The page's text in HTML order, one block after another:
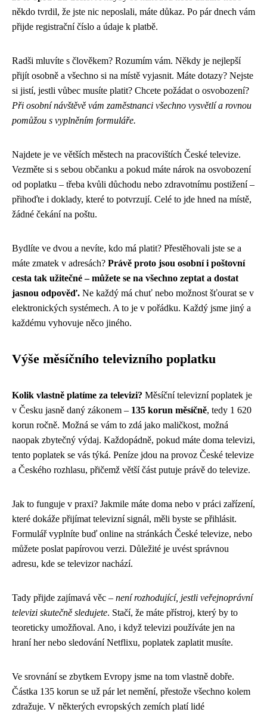
někdo tvrdil, že jste nic neposlali, máte důkaz. Po pár dnech vám
přijde registrační číslo a údaje k platbě.
Radši mluvíte s člověkem? Rozumím vám. Někdy je nejlepší
přijít osobně a všechno si na místě vyjasnit. Máte dotazy? Nejste
si jistí, jestli vůbec musíte platit? Chcete požádat o osvobození?
Při osobní návštěvě vám zaměstnanci všechno vysvětlí a rovnou
pomůžou s vyplněním formuláře.
Najdete je ve větších městech na pracovištích České televize.
Vezměte si s sebou občanku a pokud máte nárok na osvobození
od poplatku – třeba kvůli důchodu nebo zdravotnímu postižení –
přihoďte i doklady, které to potvrzují. Celé to jde hned na místě,
žádné čekání na poštu.
Bydlíte ve dvou a nevíte, kdo má platit? Přestěhovali jste se a
máte zmatek v adresách? Právě proto jsou osobní i poštovní
cesta tak užitečné – můžete se na všechno zeptat a dostat
jasnou odpověď. Ne každý má chuť nebo možnost šťourat se v
elektronických systémech. A to je v pořádku. Každý jsme jiný a
každému vyhovuje něco jiného.
Výše měsíčního televizního poplatku
Kolik vlastně platíme za televizi? Měsíční televizní poplatek je
v Česku jasně daný zákonem – 135 korun měsíčně, tedy 1 620
korun ročně. Možná se vám to zdá jako maličkost, možná
naopak zbytečný výdaj. Každopádně, pokud máte doma televizi,
tento poplatek se vás týká. Peníze jdou na provoz České televize
a Českého rozhlasu, přičemž větší část putuje právě do televize.
Jak to funguje v praxi? Jakmile máte doma nebo v práci zařízení,
které dokáže přijímat televizní signál, měli byste se přihlásit.
Formulář vyplníte buď online na stránkách České televize, nebo
můžete poslat papírovou verzi. Důležité je uvést správnou
adresu, kde se televizor nachází.
Tady přijde zajímavá věc – není rozhodující, jestli veřejnoprávní
televizi skutečně sledujete. Stačí, že máte přístroj, který by to
teoreticky umožňoval. Ano, i když televizi používáte jen na
hraní her nebo sledování Netflixu, poplatek zaplatit musíte.
Ve srovnání se zbytkem Evropy jsme na tom vlastně dobře.
Částka 135 korun se už pár let nemění, přestože všechno kolem
zdražuje. V některých evropských zemích platí lidé